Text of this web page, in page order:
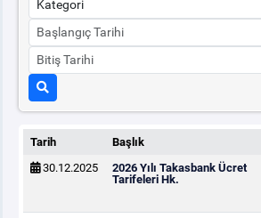
MALİ UZLAŞTIRMA
TEMİNAT
BÜLTENLER
DUYURULAR
Tarih Başlık
30.12.2025
2026 Yılı Takasbank Ücret
Tarifeleri Hk.